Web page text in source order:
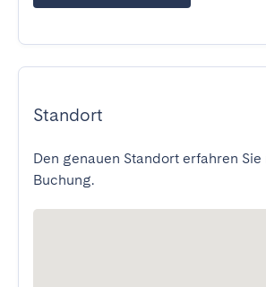
Standort
Den genauen Standort erfahren
Buchung.